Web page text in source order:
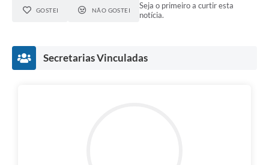
GOSTEI NÃO GOSTEI
Seja o primeiro a curtir esta
notícia.
Secretarias Vinculadas